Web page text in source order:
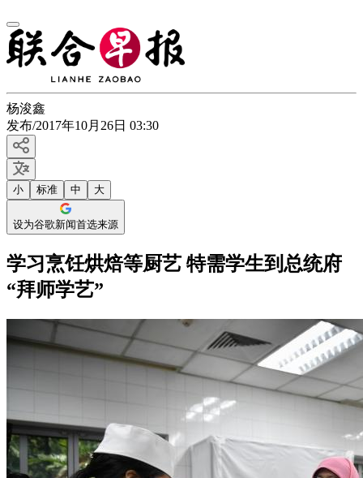
杨浚鑫
发布/2017年10月26日 03:30
小 标准 中 大
设为谷歌新闻首选来源
学习烹饪烘焙等厨艺 特需学生到总统府
“拜师学艺”